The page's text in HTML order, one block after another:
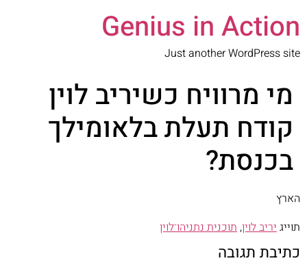
Genius in Action
Just another WordPress site
מי מרוויח כשיריב לוין
קודח תעלת בלאומילך
בכנסת?
הארץ
תוייגיריב לוין,תוכנית נתניהו־לוין
כתיבת תגובה